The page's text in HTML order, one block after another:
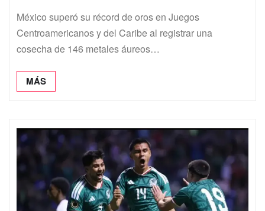
México superó su récord de oros en Juegos
Centroamericanos y del Caribe al registrar una
cosecha de 146 metales áureos…
MÁS